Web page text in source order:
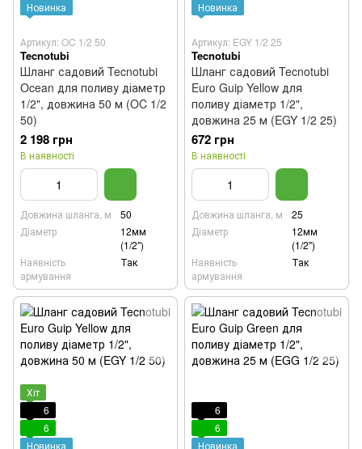
Новинка
Артикул: OC 1/2 50
Tecnotubi
Шланг садовий Tecnotubi
Ocean для поливу діаметр
1/2", довжина 50 м (OC 1/2
50)
2 198 грн
В наявності
Довжина шланга, м
50
Діаметр
12мм
(1/2")
Наявність
армування
Так
Новинка
Артикул: EGY 1/2 25
Tecnotubi
Шланг садовий Tecnotubi
Euro Guip Yellow для
поливу діаметр 1/2",
довжина 25 м (EGY 1/2 25)
672 грн
В наявності
Довжина шланга, м
25
Діаметр
12мм
(1/2")
Наявність
армування
Так
Хіт
6
6
Новинка
6
6
Новинка